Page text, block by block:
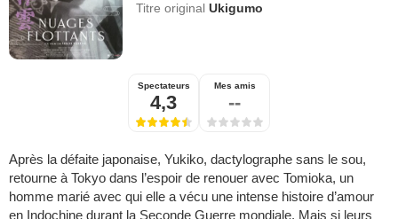
Titre originalUkigumo
Spectateurs
4,3
Mes amis
--
Après la défaite japonaise, Yukiko, dactylographe sans le sou,
retourne à Tokyo dans l’espoir de renouer avec Tomioka, un
homme marié avec qui elle a vécu une intense histoire d’amour
en Indochine durant la Seconde Guerre mondiale. Mais si leurs